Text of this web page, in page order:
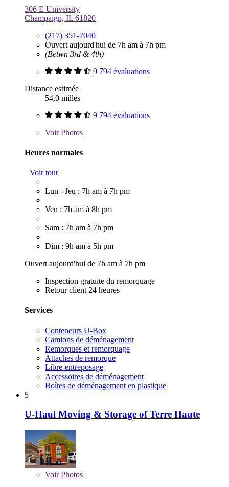
306 E University
Champaign, IL 61820
(217) 351-7040
Ouvert aujourd'hui de 7h am à 7h pm
(Betwn 3rd & 4th)
9 794 évaluations
Distance estimée
54,0 milles
9 794 évaluations
VoirPhotos
Heures normales
Voir tout
Lun - Jeu : 7h am à 7h pm
Ven : 7h am à 8h pm
Sam : 7h am à 7h pm
Dim : 9h am à 5h pm
Ouvert aujourd'hui de 7h am à 7h pm
Inspection gratuite du remorquage
Retour client 24 heures
Services
Conteneurs U-Box
Camions de déménagement
Remorques et remorquage
Attaches de remorque
Libre-entreposage
Accessoires de déménagement
Boîtes de déménagement en plastique
5
U-Haul Moving & Storage of Terre Haute
VoirPhotos